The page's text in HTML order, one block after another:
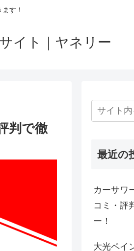
す！
イト｜ヤネリー
判で徹
最近の
カーサワ
コミ・評
ー！
大光ペイ